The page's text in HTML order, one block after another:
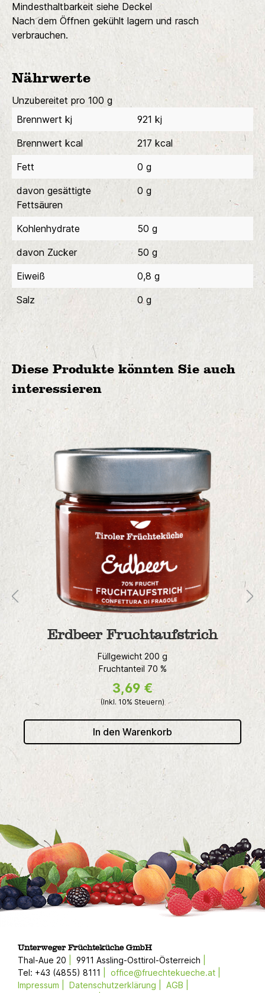
Mindesthaltbarkeit siehe Deckel
Nach dem Öffnen gekühlt lagern und rasch
verbrauchen.
Nährwerte
Unzubereitet pro 100 g
Brennwert kj
921 kj
Brennwert kcal
217 kcal
Fett
0 g
davon gesättigte
Fettsäuren
0 g
Kohlenhydrate
50 g
davon Zucker
50 g
Eiweiß
0,8 g
Salz
0 g
Diese Produkte könnten Sie auch
interessieren
Erdbeer Fruchtaufstrich
Füllgewicht 200 g
Fruchtanteil 70 %
3,69 €
(Inkl. 10% Steuern)
In den Warenkorb
Unterweger Früchteküche GmbH
Thal-Aue 20
9911 Assling-Osttirol-Österreich
Tel: +43 (4855) 8111
office@fruechtekueche.at
Impressum
Datenschutzerklärung
AGB